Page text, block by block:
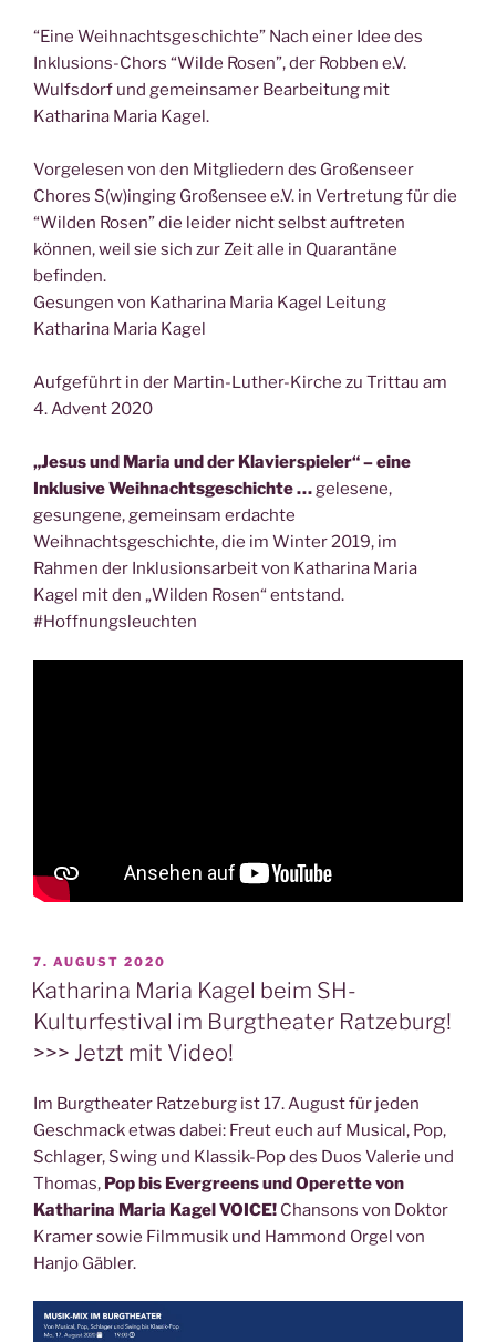
“Eine Weihnachtsgeschichte” Nach einer Idee des
Inklusions-Chors “Wilde Rosen”, der Robben e.V.
Wulfsdorf und gemeinsamer Bearbeitung mit
Katharina Maria Kagel.
Vorgelesen von den Mitgliedern des Großenseer
Chores S(w)inging Großensee e.V. in Vertretung für die
“Wilden Rosen” die leider nicht selbst auftreten
können, weil sie sich zur Zeit alle in Quarantäne
befinden.
Gesungen von Katharina Maria Kagel Leitung
Katharina Maria Kagel
Aufgeführt in der Martin-Luther-Kirche zu Trittau am
4. Advent 2020
„Jesus und Maria und der Klavierspieler“ – eine
Inklusive Weihnachtsgeschichte …gelesene,
gesungene, gemeinsam erdachte
Weihnachtsgeschichte, die im Winter 2019, im
Rahmen der Inklusionsarbeit von Katharina Maria
Kagel mit den „Wilden Rosen“ entstand.
#Hoffnungsleuchten
VERÖFFENTLICHT
AM
7. AUGUST 2020
Katharina Maria Kagel beim SH-
Kulturfestival im Burgtheater Ratzeburg!
>>> Jetzt mit Video!
Im Burgtheater Ratzeburg ist 17. August für jeden
Geschmack etwas dabei: Freut euch auf Musical, Pop,
Schlager, Swing und Klassik-Pop des Duos Valerie und
Thomas, Pop bis Evergreens und Operette von
Katharina Maria Kagel VOICE! Chansons von Doktor
Kramer sowie Filmmusik und Hammond Orgel von
Hanjo Gäbler.